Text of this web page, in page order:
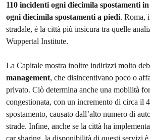
110 incidenti ogni diecimila spostamenti
ogni diecimila spostamenti a piedi. Roma,
stradale, è la città più insicura tra quelle
Wuppertal Institute.
La Capitale mostra inoltre indirizzi molto
management, che disincentivano poco o
privato. Ciò determina anche una mobilità
congestionata, con un incremento di circa il
spostamento, causato dall’alto numero di
strade. Infine, anche se la città ha
car sharing, la disponibilità di questi servizi